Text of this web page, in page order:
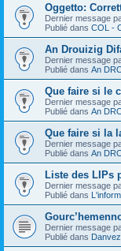
Oggetto:
Dernier message
Publié dans COL -
An Drouizig
Dernier message
Publié dans An
Que faire si le
Dernier message
Publié dans An
Que faire si la
Dernier message
Publié dans An
Liste des LIPs
Dernier message
Publié dans
Dernier message
Publié dans